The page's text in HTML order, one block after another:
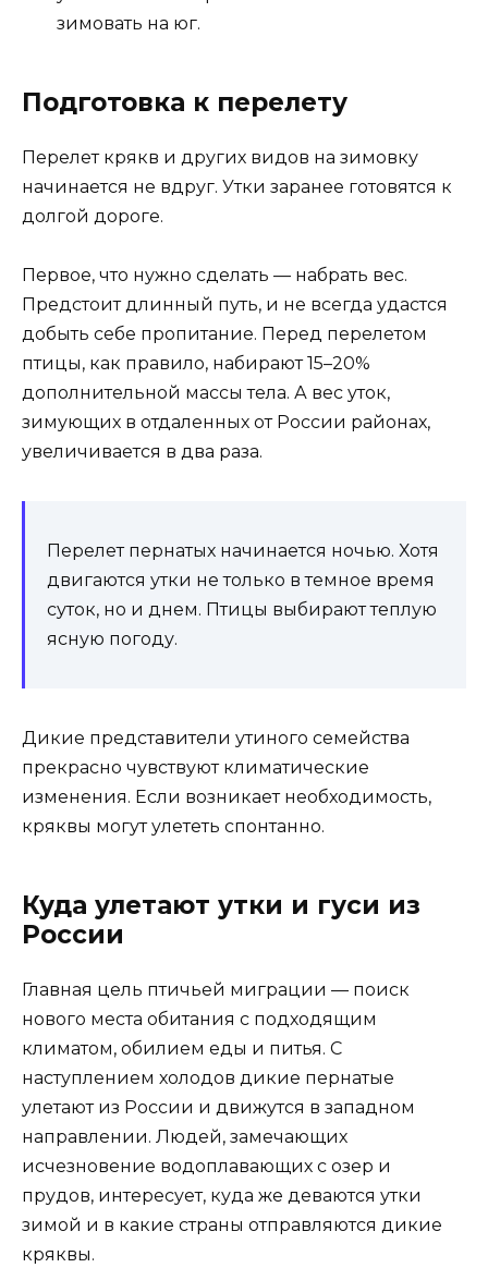
зимовать на юг.
Подготовка к перелету
Перелет крякв и других видов на зимовку
начинается не вдруг. Утки заранее готовятся к
долгой дороге.
Первое, что нужно сделать — набрать вес.
Предстоит длинный путь, и не всегда удастся
добыть себе пропитание. Перед перелетом
птицы, как правило, набирают 15–20%
дополнительной массы тела. А вес уток,
зимующих в отдаленных от России районах,
увеличивается в два раза.
Перелет пернатых начинается ночью. Хотя
двигаются утки не только в темное время
суток, но и днем. Птицы выбирают теплую
ясную погоду.
Дикие представители утиного семейства
прекрасно чувствуют климатические
изменения. Если возникает необходимость,
кряквы могут улететь спонтанно.
Куда улетают утки и гуси из
России
Главная цель птичьей миграции — поиск
нового места обитания с подходящим
климатом, обилием еды и питья. С
наступлением холодов дикие пернатые
улетают из России и движутся в западном
направлении. Людей, замечающих
исчезновение водоплавающих с озер и
прудов, интересует, куда же деваются утки
зимой и в какие страны отправляются дикие
кряквы.